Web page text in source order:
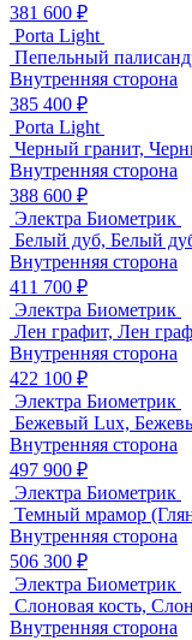
381 600 ₽
Porta Light
Пепельный
Внутренняя сторона
385 400 ₽
Porta Light
Черный гранит,
Внутренняя сторона
388 600 ₽
Электра Биометрик
Белый дуб, Белый
Внутренняя сторона
411 700 ₽
Электра Биометрик
Лен графит, Лен
Внутренняя сторона
422 100 ₽
Электра Биометрик
Бежевый Lux,
Внутренняя сторона
497 900 ₽
Электра Биометрик
Темный мрамор
Внутренняя сторона
506 300 ₽
Электра Биометрик
Слоновая кость,
Внутренняя сторона